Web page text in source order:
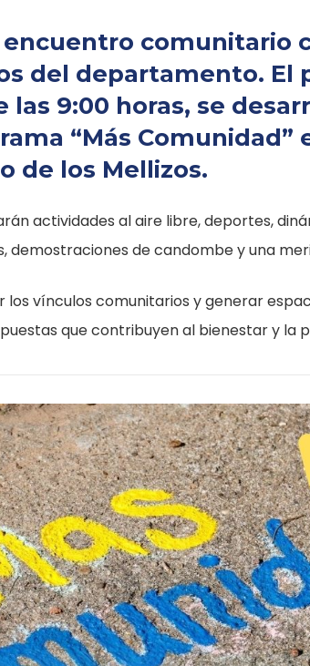
encuentro comunitario
del departamento. El
las 9:00 horas, se
“Más Comunidad”
de los Mellizos.
actividades al aire libre, deportes,
demostraciones de candombe y una
los vínculos comunitarios y generar
que contribuyen al bienestar y la